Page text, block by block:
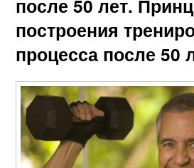
после 50 лет.
построения
процесса после 50